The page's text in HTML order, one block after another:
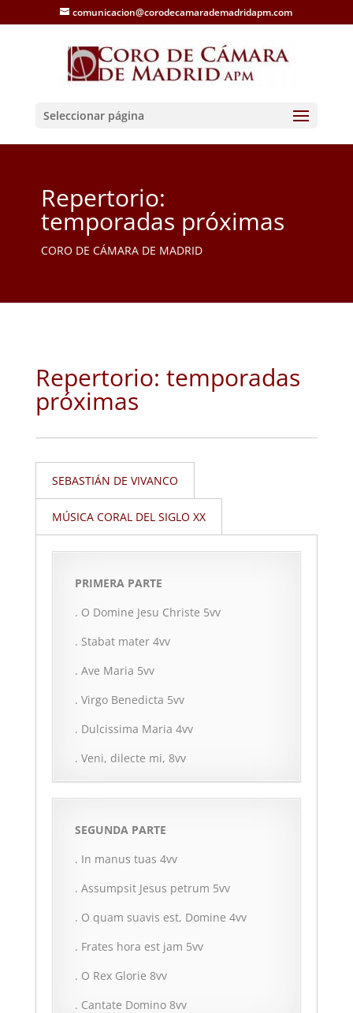
comunicacion@corodecamarademadridapm.com
Seleccionar página
Repertorio:
temporadas próximas
CORO DE CÁMARA DE MADRID
Repertorio: temporadas
próximas
SEBASTIÁN DE VIVANCO
MÚSICA CORAL DEL SIGLO XX
PRIMERA PARTE
. O Domine Jesu Christe 5vv
. Stabat mater 4vv
. Ave Maria 5vv
. Virgo Benedicta 5vv
. Dulcissima Maria 4vv
. Veni, dilecte mi, 8vv
SEGUNDA PARTE
. In manus tuas 4vv
. Assumpsit Jesus petrum 5vv
. O quam suavis est, Domine 4vv
. Frates hora est jam 5vv
. O Rex Glorie 8vv
. Cantate Domino 8vv